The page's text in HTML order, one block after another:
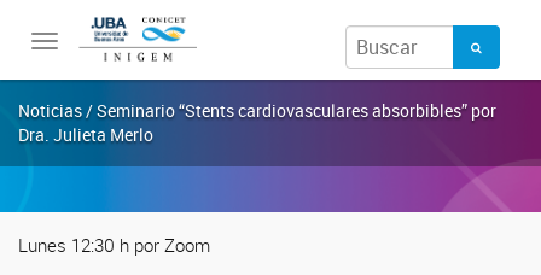
Toggle
Noticias / Seminario “Stents cardiovasculares absorbibles” por
Dra. Julieta Merlo
Lunes 12:30 h por Zoom